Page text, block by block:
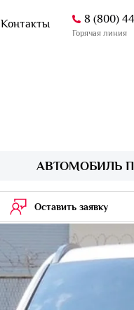
Контакты 8 (800)
Горячая линия
АВТОМОБИЛЬ
Оставить заявку